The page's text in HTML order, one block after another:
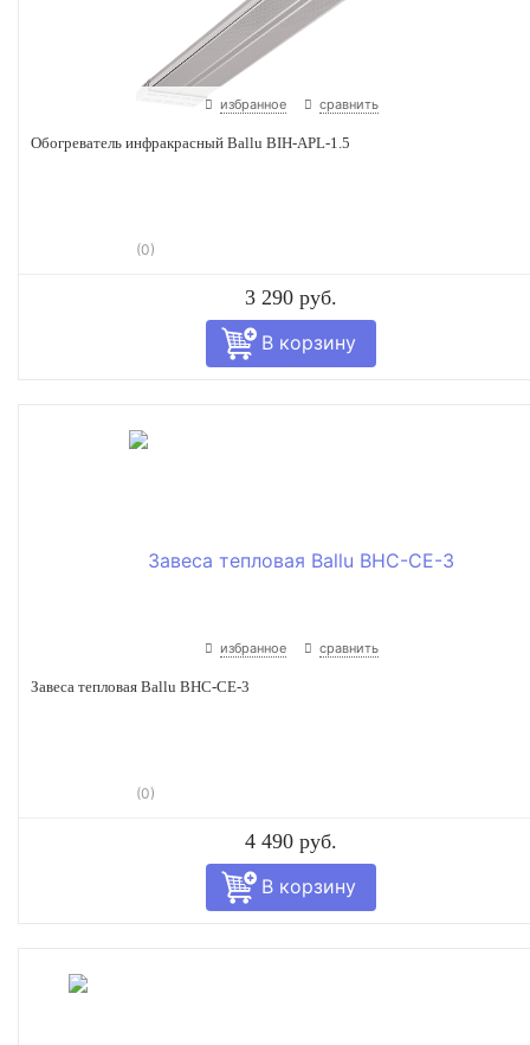
избранное сравнить
Обогреватель инфракрасный Ballu BIH-APL-1.5
(0)
3 290 руб.
избранное сравнить
Завеса тепловая Ballu BHC-CE-3
(0)
4 490 руб.